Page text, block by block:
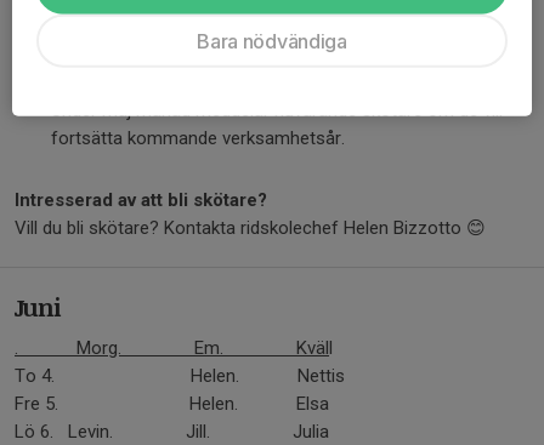
ridskolechefen avsluta skötaruppdraget med omedelbar
Under maj månad meddelar nuvarande skötare om de vill
fortsätta kommande verksamhetsår.
Intresserad av att bli skötare?
Vill du bli skötare? Kontakta ridskolechef Helen Bizzotto 😊
Juni
. Morg. Em. Kväll
To 4. Helen. Nettis
Fre 5. Helen. Elsa
Lö 6. Levin. Jill. Julia
Bara nödvändiga